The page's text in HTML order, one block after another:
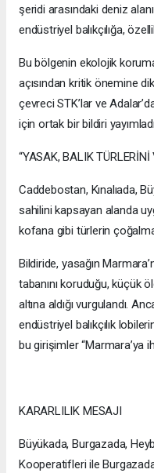
şeridi arasındaki deniz
endüstriyel balıkçılığa,
Bu bölgenin ekolojik
açısından kritik önemine
çevreci STK’lar ve
için ortak bir bildiri
“YASAK, BALIK TÜRLERİNİ
Caddebostan, Kınalıada,
sahilini kapsayan alanda
kofana gibi türlerin
Bildiride, yasağın
tabanını koruduğu, küçük
altına aldığı vurgulandı.
endüstriyel balıkçılık
bu girişimler “Marmara’ya
KARARLILIK MESAJI
Büyükada, Burgazada,
Kooperatifleri ile